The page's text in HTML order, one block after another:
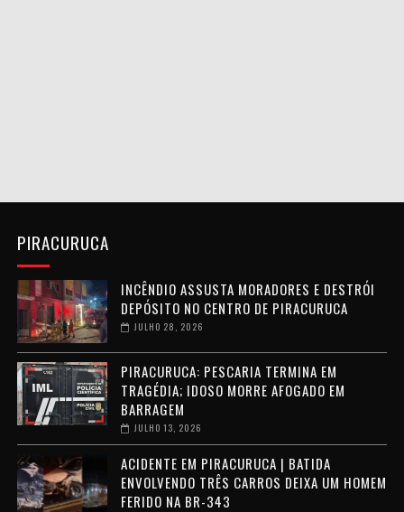
PIRACURUCA
INCÊNDIO ASSUSTA MORADORES E DESTRÓI
DEPÓSITO NO CENTRO DE PIRACURUCA
JULHO 28, 2026
PIRACURUCA: PESCARIA TERMINA EM
TRAGÉDIA; IDOSO MORRE AFOGADO EM
BARRAGEM
JULHO 13, 2026
ACIDENTE EM PIRACURUCA | BATIDA
ENVOLVENDO TRÊS CARROS DEIXA UM HOMEM
FERIDO NA BR-343